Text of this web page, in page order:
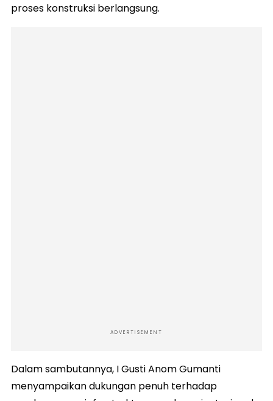
proses konstruksi berlangsung.
ADVERTISEMENT
Dalam sambutannya, I Gusti Anom Gumanti
menyampaikan dukungan penuh terhadap